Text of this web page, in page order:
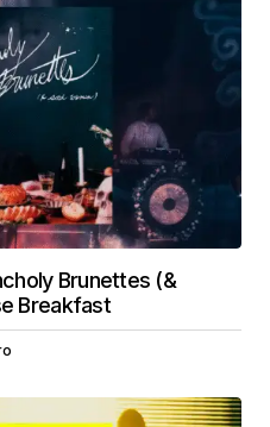
Brunettes (&
Breakfast